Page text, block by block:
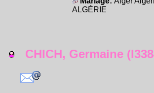
ALGÉRIE
CHICH, Germaine